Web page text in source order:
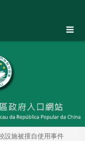
設施被擅自使用事件